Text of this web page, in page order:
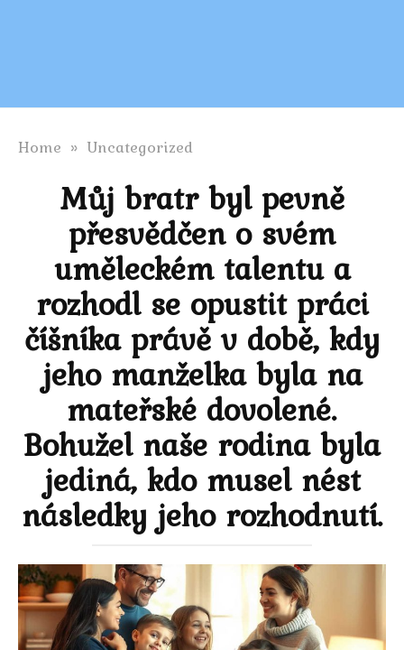
Home » Uncategorized
Můj bratr byl pevně
přesvědčen o svém
uměleckém talentu a
rozhodl se opustit práci
číšníka právě v době, kdy
jeho manželka byla na
mateřské dovolené.
Bohužel naše rodina byla
jediná, kdo musel nést
následky jeho rozhodnutí.